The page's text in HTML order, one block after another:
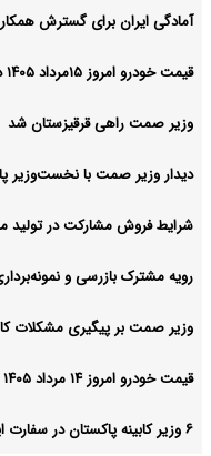
آمادگی ایران برای گسترش
قیمت خودرو امروز ۱۵مرداد ۱۴۰۵ در بازار مشخص شد
وزیر صمت راهی قرقیزستان شد
دیدار وزیر صمت با نخست‌وزیر
شرایط فروش مشارکت در تولید
رویه مشترک بازرسی و
وزیر صمت بر پیگیری مشکلات
قیمت خودرو امروز ۱۴ مرداد ۱۴۰۵ در بازار مشخص شد
۶ وزیر کابینه پاکستان در سفارت ایران در اسلام آباد حضور یافتند